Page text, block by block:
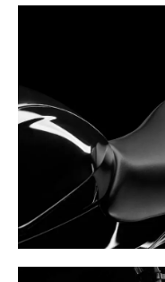
El diseño ha sido
deportivo de la moto.
solo agrega el
motocicleta, sino que
suelo al mejorar el
parte